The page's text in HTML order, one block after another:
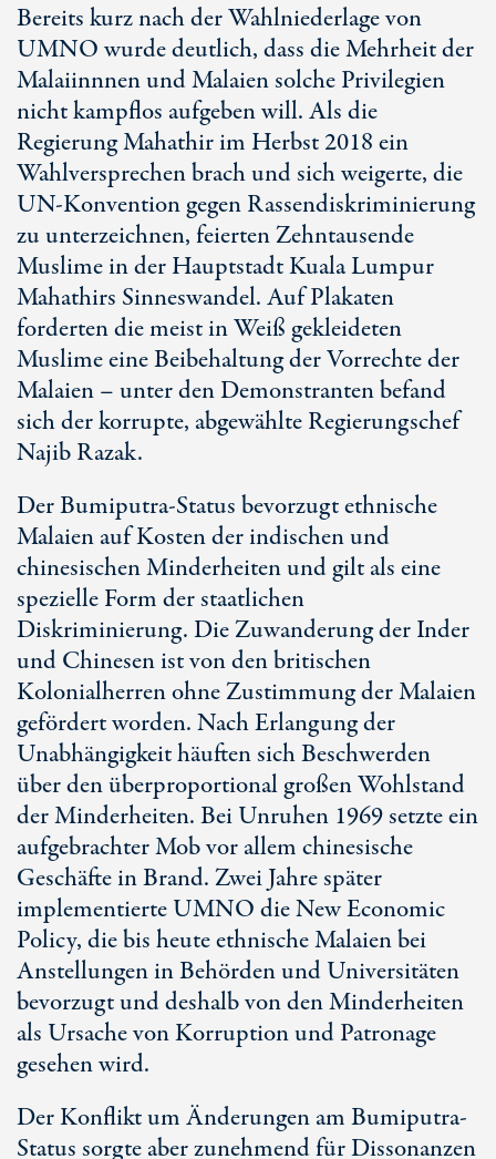
Bereits kurz nach der Wahlniederlage von
UMNO wurde deutlich, dass die Mehrheit der
Malaiinnnen und Malaien solche Privilegien
nicht kampflos aufgeben will. Als die
Regierung Mahathir im Herbst 2018 ein
Wahlversprechen brach und sich weigerte, die
UN-Konvention gegen Rassendiskriminierung
zu unterzeichnen, feierten Zehntausende
Muslime in der Hauptstadt Kuala Lumpur
Mahathirs Sinneswandel. Auf Plakaten
forderten die meist in Weiß gekleideten
Muslime eine Beibehaltung der Vorrechte der
Malaien – unter den Demonstranten befand
sich der korrupte, abgewählte Regierungschef
Najib Razak.
Der Bumiputra-Status bevorzugt ethnische
Malaien auf Kosten der indischen und
chinesischen Minderheiten und gilt als eine
spezielle Form der staatlichen
Diskriminierung. Die Zuwanderung der Inder
und Chinesen ist von den britischen
Kolonialherren ohne Zustimmung der Malaien
gefördert worden. Nach Erlangung der
Unabhängigkeit häuften sich Beschwerden
über den überproportional großen Wohlstand
der Minderheiten. Bei Unruhen 1969 setzte ein
aufgebrachter Mob vor allem chinesische
Geschäfte in Brand. Zwei Jahre später
implementierte UMNO die New Economic
Policy, die bis heute ethnische Malaien bei
Anstellungen in Behörden und Universitäten
bevorzugt und deshalb von den Minderheiten
als Ursache von Korruption und Patronage
gesehen wird.
Der Konflikt um Änderungen am Bumiputra-
Status sorgte aber zunehmend für Dissonanzen